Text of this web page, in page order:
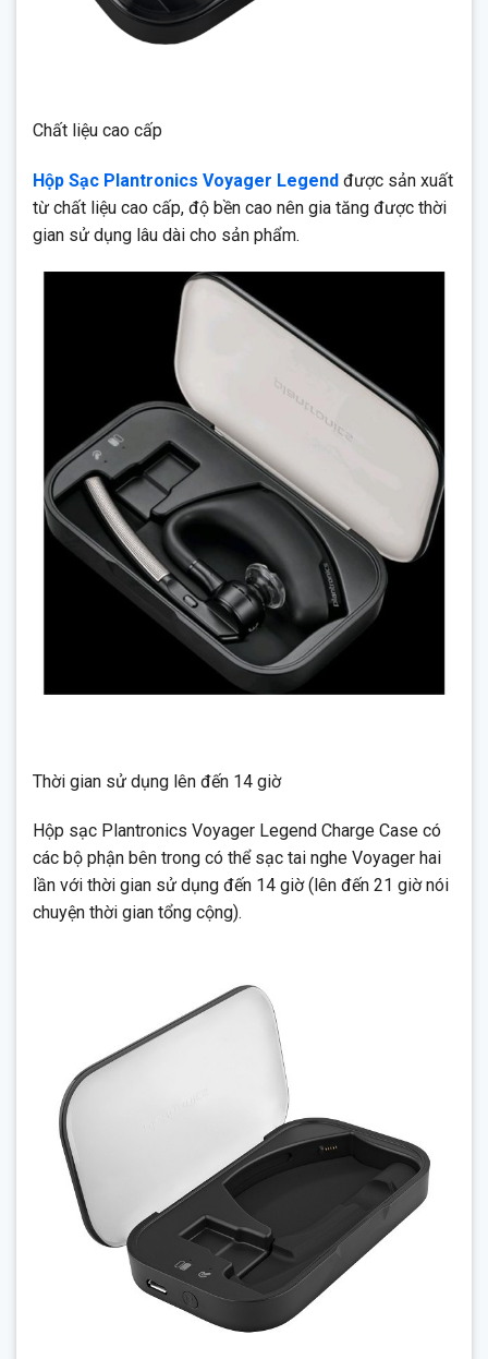
Chất liệu cao cấp
Hộp Sạc Plantronics Voyager Legend được sản xuất
từ chất liệu cao cấp, độ bền cao nên gia tăng được thời
gian sử dụng lâu dài cho sản phẩm.
Thời gian sử dụng lên đến 14 giờ
Hộp sạc Plantronics Voyager Legend Charge Case có
các bộ phận bên trong có thể sạc tai nghe Voyager hai
lần với thời gian sử dụng đến 14 giờ (lên đến 21 giờ nói
chuyện thời gian tổng cộng).